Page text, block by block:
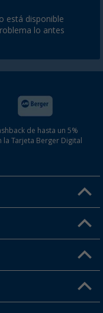
está disponible
lo antes
de hasta un 5%
la Tarjeta Berger Digital